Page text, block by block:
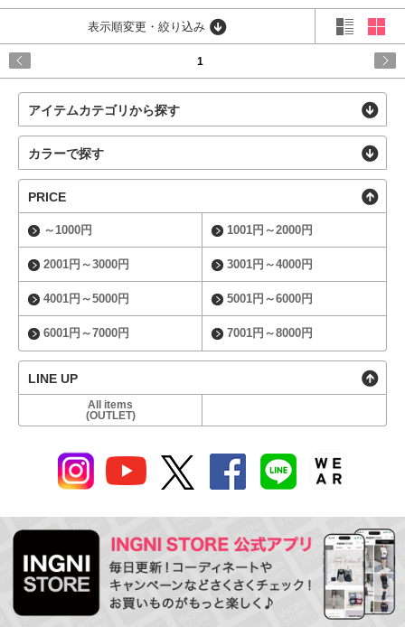
表示順変更・絞り込み
1
アイテムカテゴリから探す
カラーで探す
PRICE
～1000円 1001円～2000円
2001円～3000円 3001円～4000円
4001円～5000円 5001円～6000円
6001円～7000円 7001円～8000円
LINE UP
All items
(OUTLET)